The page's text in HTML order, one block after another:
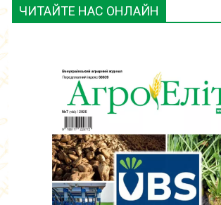
ЧИТАЙТЕ НАС ОНЛАЙН